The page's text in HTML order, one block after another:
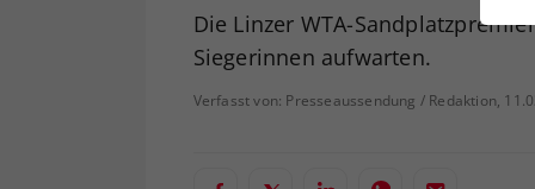
Die Linzer WTA-
Siegerinnen aufwarten.
Verfasst von: Presseaussendung / Redaktion,